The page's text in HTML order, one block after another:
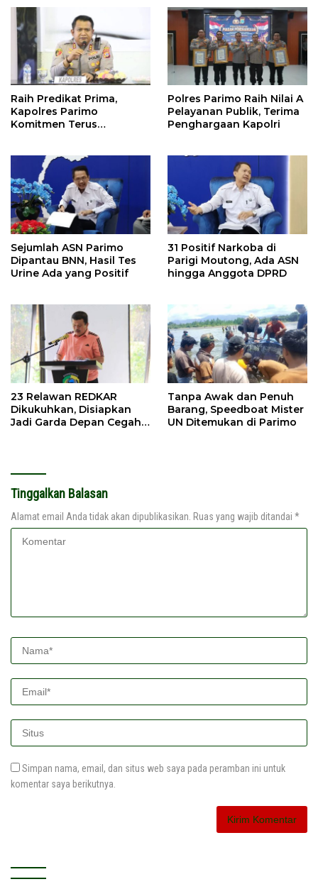
Raih Predikat Prima,
Kapolres Parimo
Komitmen Terus
Polres Parimo Raih Nilai A
Pelayanan Publik, Terima
Penghargaan Kapolri
Sejumlah ASN Parimo
Dipantau BNN, Hasil Tes
Urine Ada yang Positif
31 Positif Narkoba di
Parigi Moutong, Ada ASN
hingga Anggota DPRD
23 Relawan REDKAR
Dikukuhkan, Disiapkan
Jadi Garda Depan Cegah
Tanpa Awak dan Penuh
Barang, Speedboat Mister
UN Ditemukan di Parimo
Tinggalkan Balasan
Alamat email Anda tidak akan dipublikasikan. Ruas yang wajib ditandai *
Simpan nama, email, dan situs web saya pada peramban ini untuk
komentar saya berikutnya.